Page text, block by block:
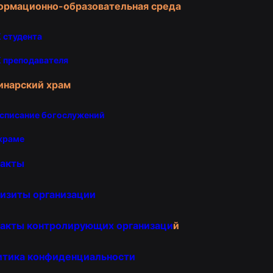
образовательная среда
храм
богослужений
организации
контролирующих организаций
конфиденциальности